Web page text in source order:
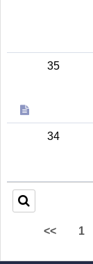
35
34
<< 1